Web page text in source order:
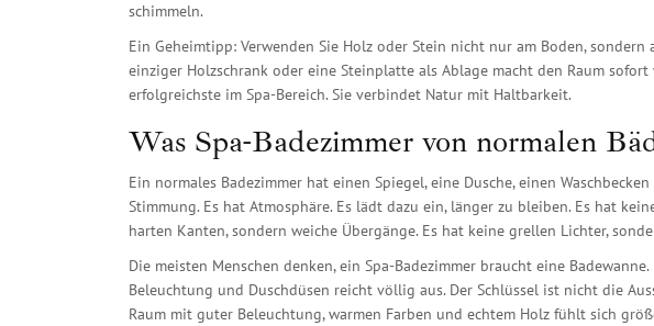
schimmeln.
Ein Geheimtipp: Verwenden Sie Holz oder Stein nicht nur am Boden,
einziger Holzschrank oder eine Steinplatte als Ablage macht den Raum
erfolgreichste im Spa-Bereich. Sie verbindet Natur mit Haltbarkeit.
Was Spa-Badezimmer von normalen
Ein normales Badezimmer hat einen Spiegel, eine Dusche, einen
Stimmung. Es hat Atmosphäre. Es lädt dazu ein, länger zu bleiben. Es hat
harten Kanten, sondern weiche Übergänge. Es hat keine grellen Lichter,
Die meisten Menschen denken, ein Spa-Badezimmer braucht eine
Beleuchtung und Duschdüsen reicht völlig aus. Der Schlüssel ist nicht die
Raum mit guter Beleuchtung, warmen Farben und echtem Holz fühlt sich